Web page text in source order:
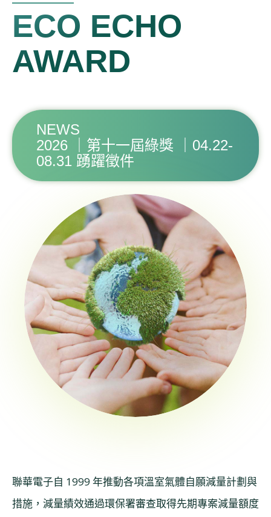
ECO ECHO
AWARD
NEWS
2026 ｜第十一屆綠獎 ｜04.22-
08.31 踴躍徵件
聯華電子自 1999 年推動各項溫室氣體自願減量計劃與
措施，減量績效通過環保署審查取得先期專案減量額度